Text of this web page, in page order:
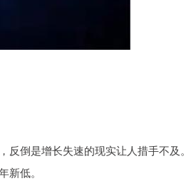
倒是增长失速的现实让人措手不及。
低。